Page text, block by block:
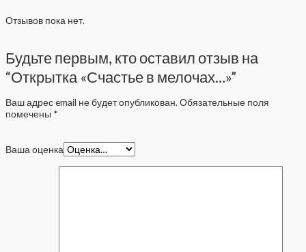
Отзывов пока нет.
Будьте первым, кто оставил отзыв на
“Открытка «Счастье в мелочах…»”
Ваш адрес email не будет опубликован. Обязательные поля
помечены *
Ваша оценка